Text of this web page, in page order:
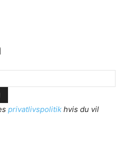
privatlivspolitik hvis du vil